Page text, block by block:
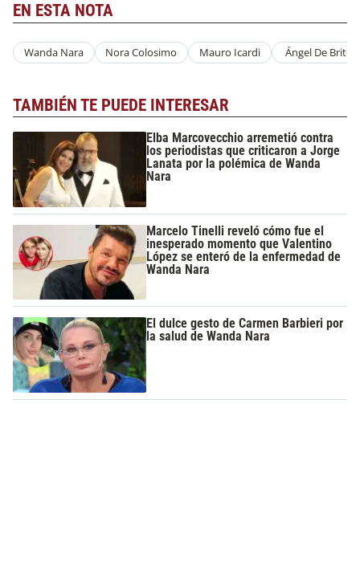
EN ESTA NOTA
Wanda Nara Nora Colosimo Mauro Icardi Ángel De Brito
TAMBIÉN TE PUEDE INTERESAR
Elba Marcovecchio arremetió contra
los periodistas que criticaron a Jorge
Lanata por la polémica de Wanda
Nara
Marcelo Tinelli reveló cómo fue el
inesperado momento que Valentino
López se enteró de la enfermedad de
Wanda Nara
El dulce gesto de Carmen Barbieri por
la salud de Wanda Nara